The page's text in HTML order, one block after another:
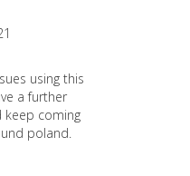
using this
a further
keep coming
poland.